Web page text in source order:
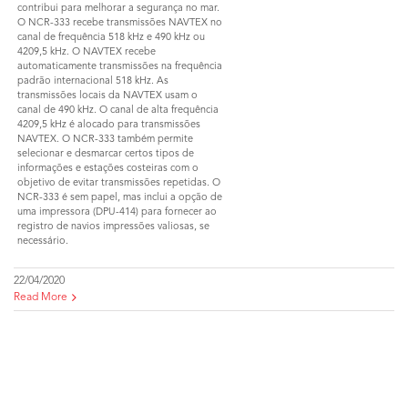
contribui para melhorar a segurança no mar.
O NCR-333 recebe transmissões NAVTEX no
canal de frequência 518 kHz e 490 kHz ou
4209,5 kHz. O NAVTEX recebe
automaticamente transmissões na frequência
padrão internacional 518 kHz. As
transmissões locais da NAVTEX usam o
canal de 490 kHz. O canal de alta frequência
4209,5 kHz é alocado para transmissões
NAVTEX. O NCR-333 também permite
selecionar e desmarcar certos tipos de
informações e estações costeiras com o
objetivo de evitar transmissões repetidas. O
NCR-333 é sem papel, mas inclui a opção de
uma impressora (DPU-414) para fornecer ao
registro de navios impressões valiosas, se
necessário.
22/04/2020
Read More